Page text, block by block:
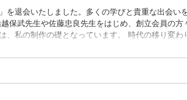
を退会いたしました。多くの学びと貴重な出会い
保武先生や佐藤忠良先生をはじめ、創立会員の方
、私の制作の礎となっています。 時代の移り変わ
表に取り組んでいきます。
my deepest gratitu